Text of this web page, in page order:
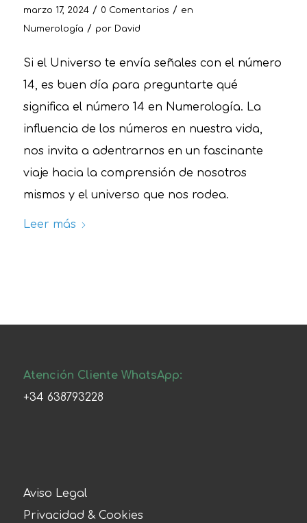
marzo 17, 2024 / 0 Comentarios / en
Numerología / por David
Si el Universo te envía señales con el número
14, es buen día para preguntarte qué
significa el número 14 en Numerología. La
influencia de los números en nuestra vida,
nos invita a adentrarnos en un fascinante
viaje hacia la comprensión de nosotros
mismos y el universo que nos rodea.
Leer más
Atención Cliente WhatsApp:
+34 638793228
Aviso Legal
Privacidad & Cookies